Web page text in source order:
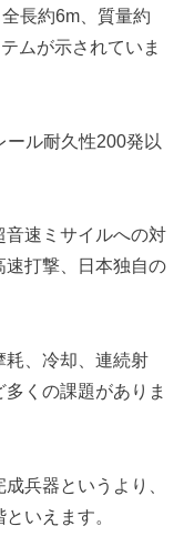
長約6m、質量約
ムが示されていま
ール耐久性200発以
音速ミサイルへの対
速打撃、日本独自の
耗、冷却、連続射
くの課題がありま
兵器というより、
いえます。